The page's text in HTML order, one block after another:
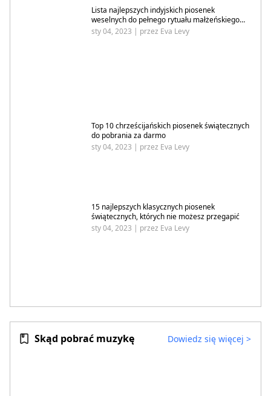
Lista najlepszych indyjskich piosenek
weselnych do pełnego rytuału małżeńskiego
2024
sty 04, 2023 | przez Eva Levy
Top 10 chrześcijańskich piosenek świątecznych
do pobrania za darmo
sty 04, 2023 | przez Eva Levy
15 najlepszych klasycznych piosenek
świątecznych, których nie możesz przegapić
sty 04, 2023 | przez Eva Levy
Skąd pobrać muzykę Dowiedz się więcej >